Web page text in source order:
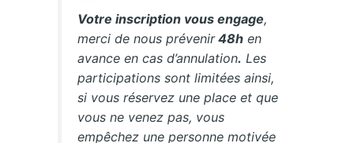
Votre inscription vous engage,
merci de nous prévenir48h en
avance en cas d’annulation. Les
participations sont limitées ainsi,
si vous réservez une place et que
vous ne venez pas, vous
empêchez une personne motivée